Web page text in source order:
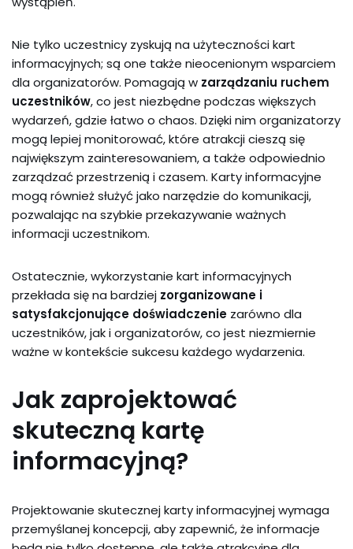
Nie tylko uczestnicy zyskują na użyteczności kart
informacyjnych; są one także nieocenionym wsparciem
dla organizatorów. Pomagają w zarządzaniu ruchem
uczestników, co jest niezbędne podczas większych
wydarzeń, gdzie łatwo o chaos. Dzięki nim organizatorzy
mogą lepiej monitorować, które atrakcji cieszą się
największym zainteresowaniem, a także odpowiednio
zarządzać przestrzenią i czasem. Karty informacyjne
mogą również służyć jako narzędzie do komunikacji,
pozwalając na szybkie przekazywanie ważnych
informacji uczestnikom.
Ostatecznie, wykorzystanie kart informacyjnych
przekłada się na bardziej zorganizowane i
satysfakcjonujące doświadczenie zarówno dla
uczestników, jak i organizatorów, co jest niezmiernie
ważne w kontekście sukcesu każdego wydarzenia.
Jak zaprojektować
skuteczną kartę
informacyjną?
Projektowanie skutecznej karty informacyjnej wymaga
przemyślanej koncepcji, aby zapewnić, że informacje